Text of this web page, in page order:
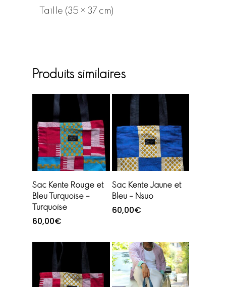
Taille (35 × 37 cm)
Produits similaires
Ajouter au
panier
Sac Kente Rouge et
Bleu Turquoise –
Turquoise
60,00€
Ajouter au
panier
Sac Kente Jaune et
Bleu – Nsuo
60,00€